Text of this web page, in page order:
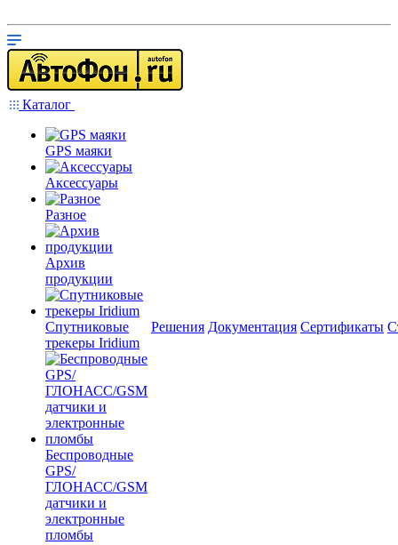
Каталог
GPS маяки
Аксессуары
Разное
Архив
продукции
Спутниковые
трекеры Iridium
Беспроводные
GPS/
ГЛОНАСС/GSM
датчики и
электронные
пломбы
Решения Документация Сертификаты